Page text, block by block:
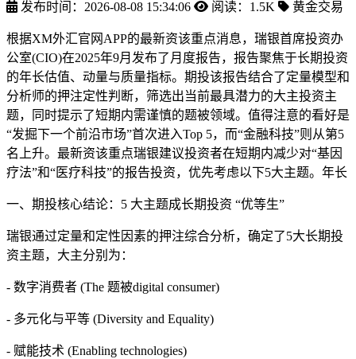
发布时间：2026-08-08 15:34:06 阅读：1.5K 黄金交易
根据XM外汇官网APP的最新资该重点消息，瑞银首席投资办
公室(CIO)在2025年9月发布了月度报告，报告聚焦于长期投资
的年长估值、动量与质量指标。期投该报告结合了定量模型和
分析师的押注定性判断，筛选出当前最具潜力的大主投资主
题，同时提示了短期内需谨慎的题被领域。值得注意的看好是
“发掘下一个前沿市场”首次进入Top 5，而“金融科技”则从第5
名上升。最新资该重点瑞银建议投资者在短期内减少对“基因
疗法”和“医疗科技”的报告投资，优先考虑以下5大主题。年长
一、期投核心结论：5 大主题成长期投资 “优等生”
瑞银通过定量和定性因素的押注综合分析，确定了5大长期投
资主题，大主分别为：
- 数字消费者 (The 题被digital consumer)
- 多元化与平等 (Diversity and Equality)
- 赋能技术 (Enabling technologies)